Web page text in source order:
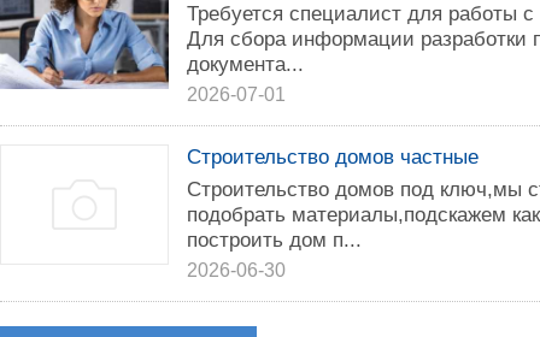
Требуется специалист для работы
Для сбора информации разработки
документа...
2026-07-01
Строительство домов частные
Строительство домов под ключ,мы
подобрать материалы,подскажем
построить дом п...
2026-06-30